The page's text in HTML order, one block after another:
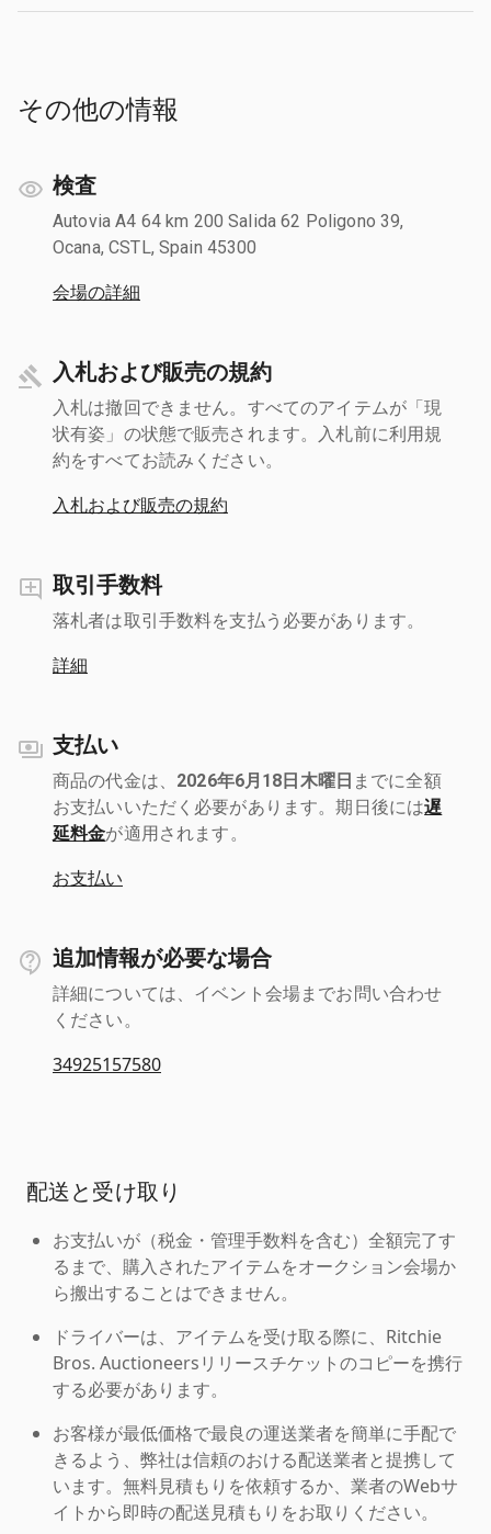
その他の情報
検査
Autovia A4 64 km 200 Salida 62 Poligono 39,
Ocana, CSTL, Spain 45300
会場の詳細
入札および販売の規約
入札は撤回できません。すべてのアイテムが「現
状有姿」の状態で販売されます。入札前に利用規
約をすべてお読みください。
入札および販売の規約
取引手数料
落札者は取引手数料を支払う必要があります。
詳細
支払い
商品の代金は、 2026年6月18日木曜日 までに全額
お支払いいただく必要があります。期日後には遅
延料金が適用されます。
お支払い
追加情報が必要な場合
詳細については、イベント会場までお問い合わせ
ください。
34925157580
配送と受け取り
お支払いが（税金・管理手数料を含む）全額完了す
るまで、購入されたアイテムをオークション会場か
ら搬出することはできません。
ドライバーは、アイテムを受け取る際に、Ritchie
Bros. Auctioneersリリースチケットのコピーを携行
する必要があります。
お客様が最低価格で最良の運送業者を簡単に手配で
きるよう、弊社は信頼のおける配送業者と提携して
います。無料見積もりを依頼するか、業者のWebサ
イトから即時の配送見積もりをお取りください。